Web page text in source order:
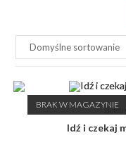
BRAK W MAGAZYNIE
Idź i czekaj